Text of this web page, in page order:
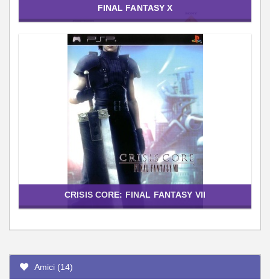
FINAL FANTASY X
CRISIS CORE: FINAL FANTASY VII
Amici (14)